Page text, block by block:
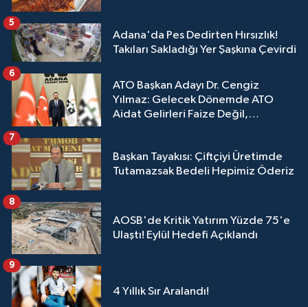
Adana'da Pes Dedirten Hırsızlık!
Takıları Sakladığı Yer Şaşkına Çevirdi
5
ATO Başkan Adayı Dr. Cengiz
Yılmaz: Gelecek Dönemde ATO
Aidat Gelirleri Faize Değil,
6
Başkan Tayakısı: Çiftçiyi Üretimde
Tutamazsak Bedeli Hepimiz Öderiz
7
AOSB'de Kritik Yatırım Yüzde 75'e
Ulaştı! Eylül Hedefi Açıklandı
8
4 Yıllık Sır Aralandı!
9